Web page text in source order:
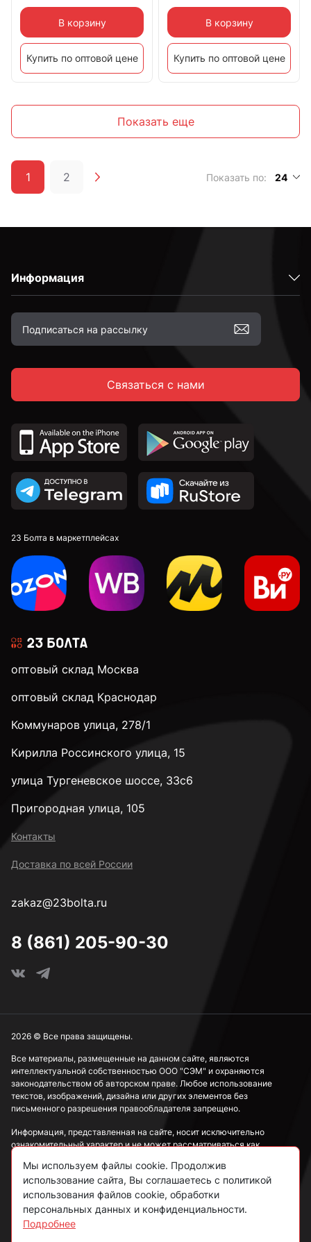
В корзину
Купить по оптовой цене
В корзину
Купить по оптовой цене
Показать еще
1 2 Показать по: 24
Информация
Связаться с нами
23 Болта в маркетплейсах
оптовый склад Москва
оптовый склад Краснодар
Коммунаров улица, 278/1
Кирилла Россинского улица, 15
улица Тургеневское шоссе, 33с6
Пригородная улица, 105
Контакты
Доставка по всей России
zakaz@23bolta.ru
8 (861) 205-90-30
Все материалы, размещенные на данном сайте, являются
интеллектуальной собственностью ООО "СЭМ" и охраняются
законодательством об авторском праве. Любое использование
текстов, изображений, дизайна или других элементов без
письменного разрешения правообладателя запрещено.
Информация, представленная на сайте, носит исключительно
ознакомительный характер и не может рассматриваться как
Политика конфиденциальности
Согласие на обработку данных
2026 © Все права защищены.
Мы используем файлы cookie. Продолжив
использование сайта, Вы соглашаетесь с политикой
использования файлов cookie, обработки
персональных данных и конфиденциальности.
Подробнее